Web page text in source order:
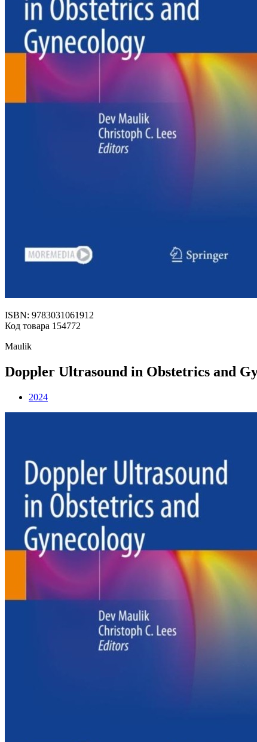
ISBN: 9783031061912
Код товара 154772
Maulik
Doppler Ultrasound in Obstetrics and
2024